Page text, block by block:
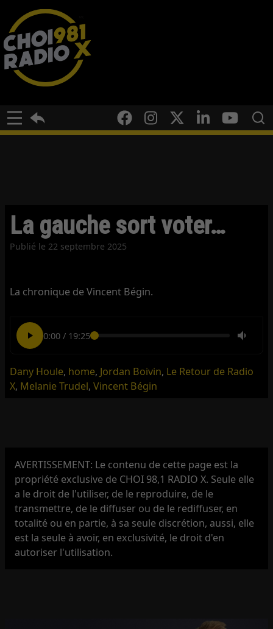
La gauche sort voter…
Publié le 22 septembre 2025
La chronique de Vincent Bégin.
0:00/ 19:25
Dany Houle, home, Jordan Boivin, Le Retour de Radio
X, Melanie Trudel,Vincent Bégin
AVERTISSEMENT: Le contenu de cette page est la
propriété exclusive de CHOI 98,1 RADIO X. Seule elle
a le droit de l'utiliser, de le reproduire, de le
transmettre, de le diffuser ou de le rediffuser, en
totalité ou en partie, à sa seule discrétion, aussi, elle
est la seule à avoir, en exclusivité, le droit d'en
autoriser l'utilisation.